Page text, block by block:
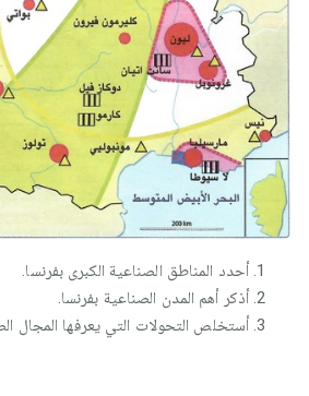
أحدد المناطق الصناعية الكبرى بفرنسا.
أذكر أهم المدن الصناعية بفرنسا.
أستخلص التحولات التي يعرفها المجال